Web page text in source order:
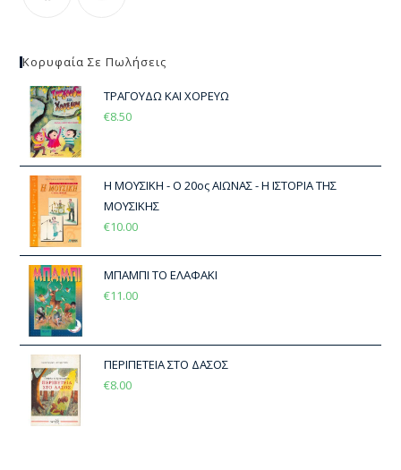
Κορυφαία Σε Πωλήσεις
ΤΡΑΓΟΥΔΩ ΚΑΙ ΧΟΡΕΥΩ
€8.50
Η ΜΟΥΣΙΚΗ - Ο 20ος ΑΙΩΝΑΣ - Η ΙΣΤΟΡΙΑ ΤΗΣ
ΜΟΥΣΙΚΗΣ
€10.00
ΜΠΑΜΠΙ ΤΟ ΕΛΑΦΑΚΙ
€11.00
ΠΕΡΙΠΕΤΕΙΑ ΣΤΟ ΔΑΣΟΣ
€8.00